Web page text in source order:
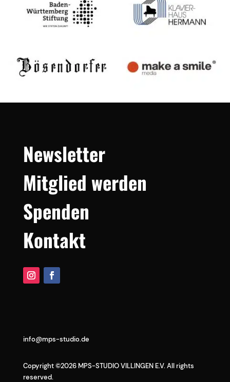
Newsletter
Mitglied werden
Spenden
Kontakt
Copyright ©2026 MPS-STUDIO VILLINGEN E.V. All rights
reserved.
info@mps-studio.de